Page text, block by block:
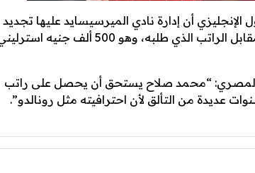
أن إدارة نادي الميرسيسايد عليها تجديد
عقد اللاعب محمد صلاح مهاجم ونجم الفريق مقابل الراتب الذي طلبه، وهو 500 ألف جنيه
المصري: “محمد صلاح يستحق أن يحصل على راتب
عديدة من التألق لأن احترافيته مثل رونالدو”.